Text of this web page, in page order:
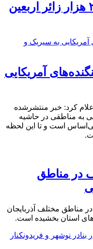
اینفوگرافیک؛ اعزام ۲۱ هزار زائر اربعین
آمریکایی
کرد: خبر منتشرشده
به مناطقی در حاشیه
است و تا این لحظه
در مناطق
مناطق مختلف آذربایجان
استان بخشیده است.